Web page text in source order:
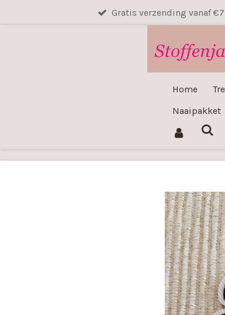
Gratis verzending vanaf
Home
Naaipakket